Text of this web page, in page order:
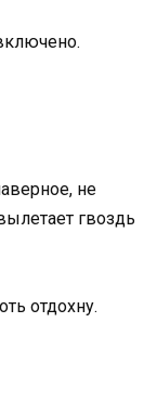
не
гвоздь
отдохну.